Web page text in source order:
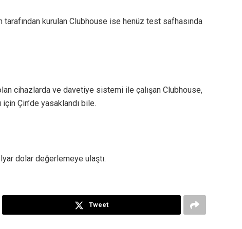
tarafından kurulan Clubhouse ise henüz test safhasında
cihazlarda ve davetiye sistemi ile çalışan Clubhouse,
için Çin’de yasaklandı bile.
dolar değerlemeye ulaştı.
Tweet